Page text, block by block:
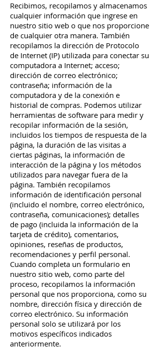
Recibimos, recopilamos y almacenamos
cualquier información que ingrese en
nuestro sitio web o que nos proporcione
de cualquier otra manera. También
recopilamos la dirección de Protocolo
de Internet (IP) utilizada para conectar su
computadora a Internet; acceso;
dirección de correo electrónico;
contraseña; información de la
computadora y de la conexión e
historial de compras. Podemos utilizar
herramientas de software para medir y
recopilar información de la sesión,
incluidos los tiempos de respuesta de la
página, la duración de las visitas a
ciertas páginas, la información de
interacción de la página y los métodos
utilizados para navegar fuera de la
página. También recopilamos
información de identificación personal
(incluido el nombre, correo electrónico,
contraseña, comunicaciones); detalles
de pago (incluida la información de la
tarjeta de crédito), comentarios,
opiniones, reseñas de productos,
recomendaciones y perfil personal.
Cuando completa un formulario en
nuestro sitio web, como parte del
proceso, recopilamos la información
personal que nos proporciona, como su
nombre, dirección física y dirección de
correo electrónico. Su información
personal solo se utilizará por los
motivos específicos indicados
anteriormente.